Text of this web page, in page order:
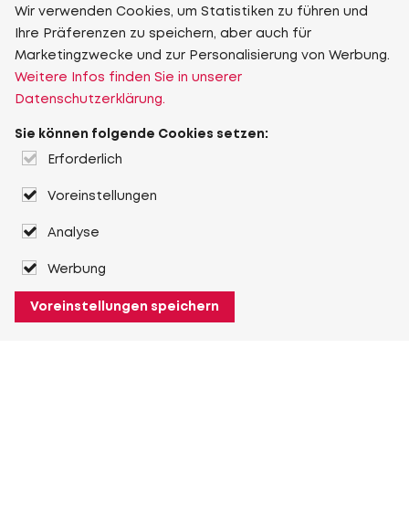
Wir verwenden Cookies, um Statistiken zu führen und
Ihre Präferenzen zu speichern, aber auch für
Marketingzwecke und zur Personalisierung von Werbung.
Weitere Infos finden Sie in unserer
Datenschutzerklärung.
Sie können folgende Cookies setzen:
Erforderlich
Voreinstellungen
Analyse
Werbung
Voreinstellungen speichern